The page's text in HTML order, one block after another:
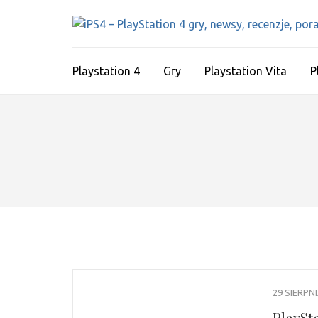
Playstation 4 Gry Playstation Vita
29